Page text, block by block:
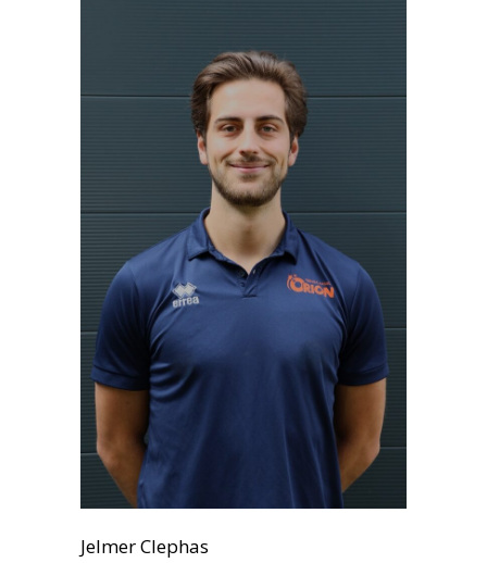
Jelmer Clephas